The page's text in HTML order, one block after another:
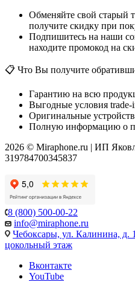
Обменяйте свой старый
получите скидку при
Подпишитесь на наши
находите промокод на
📋 Что Вы получите
Гарантию на всю
Выгодные условия trade-
Оригинальные
Полную информацию о
2026 © Miraphone.ru | ИП
319784700345837
8 (800) 500-00-22
info@miraphone.ru
Чебоксары, ул. Калинина,
цокольный этаж
Вконтакте
YouTube